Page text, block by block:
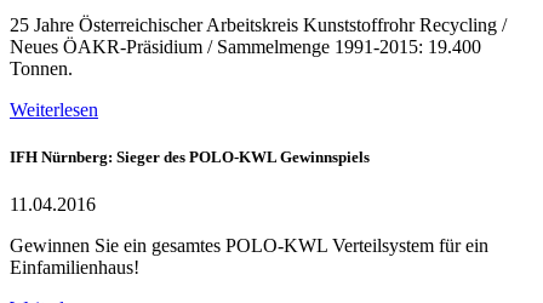
25 Jahre Österreichischer Arbeitskreis Kunststoffrohr Recycling /
Neues ÖAKR-Präsidium / Sammelmenge 1991-2015: 19.400
Tonnen.
Weiterlesen
IFH Nürnberg: Sieger des POLO-KWL Gewinnspiels
11.04.2016
Gewinnen Sie ein gesamtes POLO-KWL Verteilsystem für ein
Einfamilienhaus!